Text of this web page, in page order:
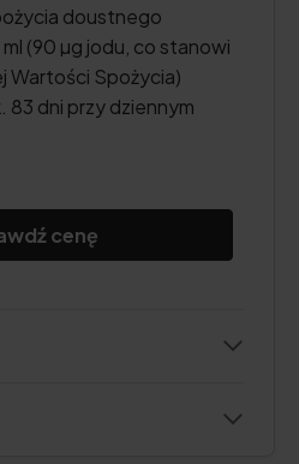
doustnego
ml (90 µg jodu, co stanowi
Wartości Spożycia)
83 dni przy dziennym
cenę